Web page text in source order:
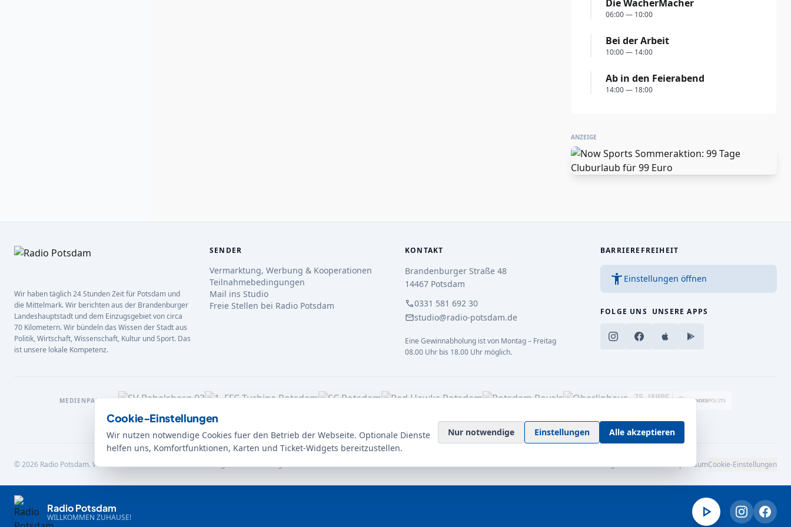
Die WacherMacher
06:00 — 10:00
Bei der Arbeit
10:00 — 14:00
Ab in den Feierabend
14:00 — 18:00
ANZEIGE
Radio Potsdam
WILLKOMMEN ZUHAUSE! play_arrow
Wir haben täglich 24 Stunden Zeit für Potsdam und
die Mittelmark. Wir berichten aus der Brandenburger
Landeshauptstadt und dem Einzugsgebiet von circa
70 Kilometern. Wir bündeln das Wissen der Stadt aus
Politik, Wirtschaft, Wissenschaft, Kultur und Sport. Das
ist unsere lokale Kompetenz.
SENDER
Vermarktung, Werbung & Kooperationen
Teilnahmebedingungen
Mail ins Studio
Freie Stellen bei Radio Potsdam
KONTAKT
Brandenburger Straße 48
14467 Potsdam
call0331 581 692 30
mailstudio@radio-potsdam.de
Eine Gewinnabholung ist von Montag – Freitag
08.00 Uhr bis 18.00 Uhr möglich.
BARRIEREFREIHEIT
accessibility_new Einstellungen öffnen
FOLGE UNS UNSERE APPS
MEDIENPARTNER
© 2026 Radio Potsdam. Webseite entwickelt durch dieMedienagentur Babelsberg BarrierefreiheitserklärungAGBDatenschutzImpressumCookie-Einstellungen
Cookie-Einstellungen
Wir nutzen notwendige Cookies fuer den Betrieb der Webseite. Optionale Dienste
helfen uns, Komfortfunktionen, Karten und Ticket-Widgets bereitzustellen.
Nur notwendige Einstellungen Alle akzeptieren